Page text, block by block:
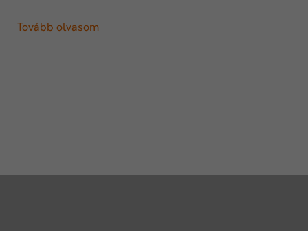
Tovább olvasom